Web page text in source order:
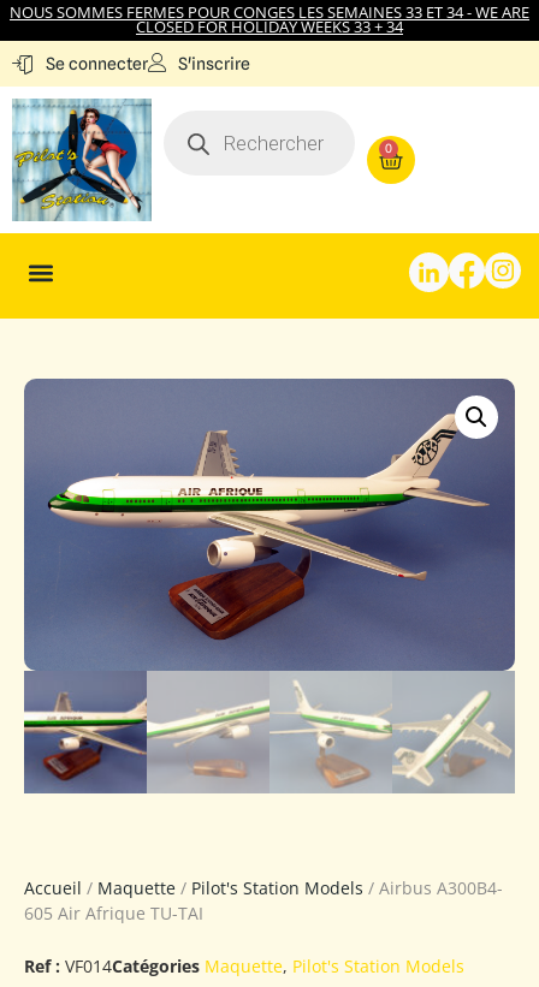
NOUS SOMMES FERMES POUR CONGES LES SEMAINES 33 ET 34 - WE ARE
CLOSED FOR HOLIDAY WEEKS 33 + 34
Se connecter S'inscrire
0
Accueil / Maquette / Pilot's Station Models / Airbus A300B4-
605 Air Afrique TU-TAI
Ref : VF014Catégories Maquette, Pilot's Station Models